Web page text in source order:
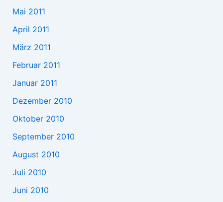
Mai 2011
April 2011
März 2011
Februar 2011
Januar 2011
Dezember 2010
Oktober 2010
September 2010
August 2010
Juli 2010
Juni 2010